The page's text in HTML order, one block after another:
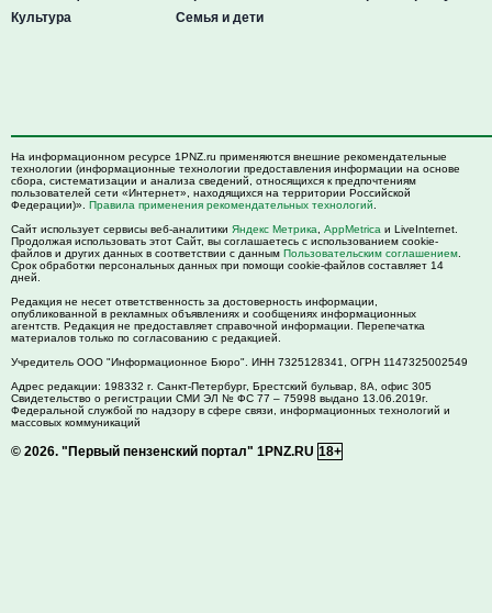
Культура
Семья и дети
На информационном ресурсе 1PNZ.ru применяются внешние рекомендательные
технологии (информационные технологии предоставления информации на основе
сбора, систематизации и анализа сведений, относящихся к предпочтениям
пользователей сети «Интернет», находящихся на территории Российской
Федерации)». Правила применения рекомендательных технологий
Сайт использует сервисы веб-аналитики Яндекс Метрика AppMetrica и LiveInternet.
Продолжая использовать этот Сайт, вы соглашаетесь с использованием cookie-
файлов и других данных в соответствии с данным Пользовательским соглашением
Срок обработки персональных данных при помощи cookie-файлов составляет 14
дней.
Редакция не несет ответственность за достоверность информации,
опубликованной в рекламных объявлениях и сообщениях информационных
агентств. Редакция не предоставляет справочной информации. Перепечатка
материалов только по согласованию с редакцией.
Учредитель ООО "Информационное Бюро". ИНН 7325128341, ОГРН 1147325002549
Адрес редакции: 198332 г. Санкт-Петербург, Брестский бульвар, 8А, офис 305
Свидетельство о регистрации СМИ ЭЛ № ФС 77 – 75998 выдано 13.06.2019г.
Федеральной службой по надзору в сфере связи, информационных технологий и
массовых коммуникаций
© 2026. "Первый пензенский портал" 1PNZ.RU 18+